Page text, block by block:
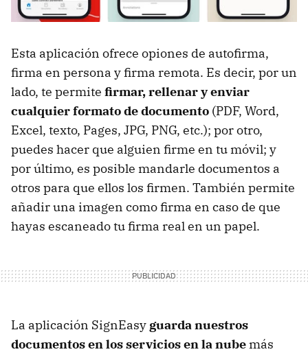
Esta aplicación ofrece opiones de autofirma,
firma en persona y firma remota. Es decir, por un
lado, te permite firmar, rellenar y enviar
cualquier formato de documento (PDF, Word,
Excel, texto, Pages, JPG, PNG, etc.); por otro,
puedes hacer que alguien firme en tu móvil; y
por último, es posible mandarle documentos a
otros para que ellos los firmen. También permite
añadir una imagen como firma en caso de que
hayas escaneado tu firma real en un papel.
La aplicación SignEasy guarda nuestros
documentos en los servicios en la nube más